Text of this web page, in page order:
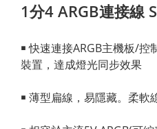
1分4 ARGB連接線
￭ 快速連接ARGB主機板/控
裝置，達成燈光同步效果
￭ 薄型扁線，易隱藏。柔軟